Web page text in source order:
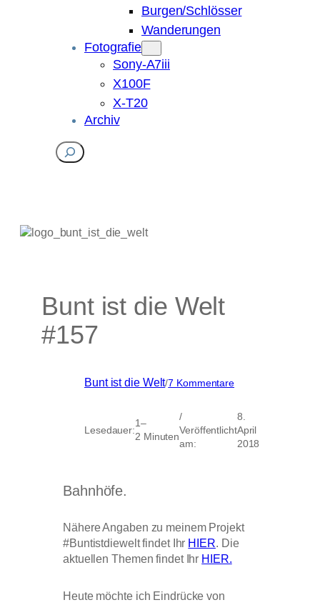
Burgen/Schlösser
Wanderungen
Fotografie
Sony-A7iii
X100F
X-T20
Archiv
Suchen
Bunt ist die Welt
#157
Bunt ist die Welt/7 Kommentarezu
die
Welt
#157
Lesedauer:
1–
2 Minuten
/
Veröffentlicht
am:
8.
April
2018
Bahnhöfe.
Nähere Angaben zu meinem Projekt
#Buntistdiewelt findet Ihr HIER. Die
aktuellen Themen findet Ihr HIER.
Heute möchte ich Eindrücke von